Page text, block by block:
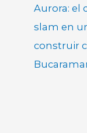
Aurora: el
slam en
construir